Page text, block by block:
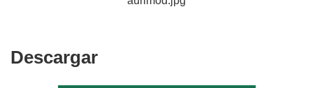
DescargarDescargar